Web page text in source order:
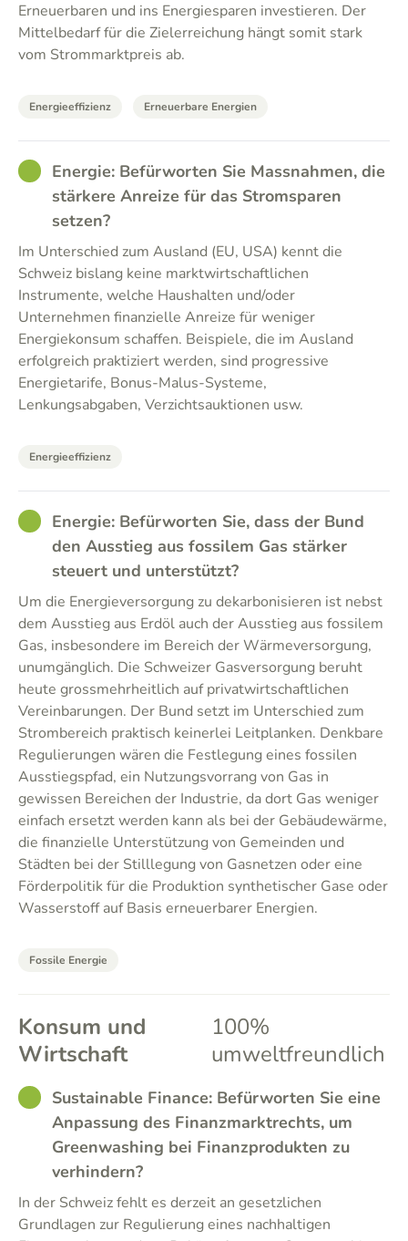
Erneuerbaren und ins Energiesparen investieren. Der
Mittelbedarf für die Zielerreichung hängt somit stark
vom Strommarktpreis ab.
Energieeffizienz Erneuerbare Energien
GOODEnergie: Befürworten Sie Massnahmen, die
stärkere Anreize für das Stromsparen
setzen?
Im Unterschied zum Ausland (EU, USA) kennt die
Schweiz bislang keine marktwirtschaftlichen
Instrumente, welche Haushalten und/oder
Unternehmen finanzielle Anreize für weniger
Energiekonsum schaffen. Beispiele, die im Ausland
erfolgreich praktiziert werden, sind progressive
Energietarife, Bonus-Malus-Systeme,
Lenkungsabgaben, Verzichtsauktionen usw.
Energieeffizienz
GOODEnergie: Befürworten Sie, dass der Bund
den Ausstieg aus fossilem Gas stärker
steuert und unterstützt?
Um die Energieversorgung zu dekarbonisieren ist nebst
dem Ausstieg aus Erdöl auch der Ausstieg aus fossilem
Gas, insbesondere im Bereich der Wärmeversorgung,
unumgänglich. Die Schweizer Gasversorgung beruht
heute grossmehrheitlich auf privatwirtschaftlichen
Vereinbarungen. Der Bund setzt im Unterschied zum
Strombereich praktisch keinerlei Leitplanken. Denkbare
Regulierungen wären die Festlegung eines fossilen
Ausstiegspfad, ein Nutzungsvorrang von Gas in
gewissen Bereichen der Industrie, da dort Gas weniger
einfach ersetzt werden kann als bei der Gebäudewärme,
die finanzielle Unterstützung von Gemeinden und
Städten bei der Stilllegung von Gasnetzen oder eine
Förderpolitik für die Produktion synthetischer Gase oder
Wasserstoff auf Basis erneuerbarer Energien.
Fossile Energie
Konsum und
Wirtschaft
100%
umweltfreundlich
GOODSustainable Finance: Befürworten Sie eine
Anpassung des Finanzmarktrechts, um
Greenwashing bei Finanzprodukten zu
verhindern?
In der Schweiz fehlt es derzeit an gesetzlichen
Grundlagen zur Regulierung eines nachhaltigen